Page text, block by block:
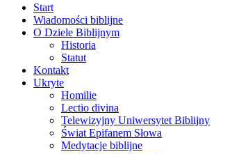
Start
Wiadomości biblijne
O Dziele Biblijnym
Historia
Statut
Kontakt
Ukryte
Homilie
Lectio divina
Telewizyjny Uniwersytet Biblijny
Świat Epifanem Słowa
Medytacje biblijne